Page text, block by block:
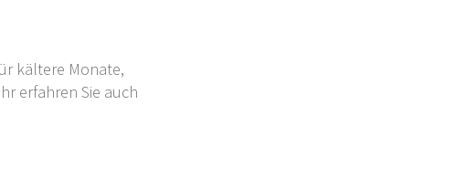
kältere Monate,
erfahren Sie auch